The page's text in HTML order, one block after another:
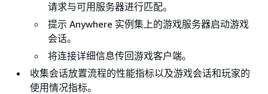
请求与可用服务器进行匹配。
提示 Anywhere 实例集上的游戏服务器启动游戏
会话。
将连接详细信息传回游戏客户端。
收集会话放置流程的性能指标以及游戏会话和玩家的
使用情况指标。